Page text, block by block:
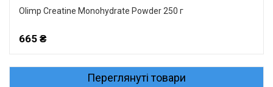
Olimp Creatine Monohydrate Powder 250 г
665 ₴
Переглянуті товари